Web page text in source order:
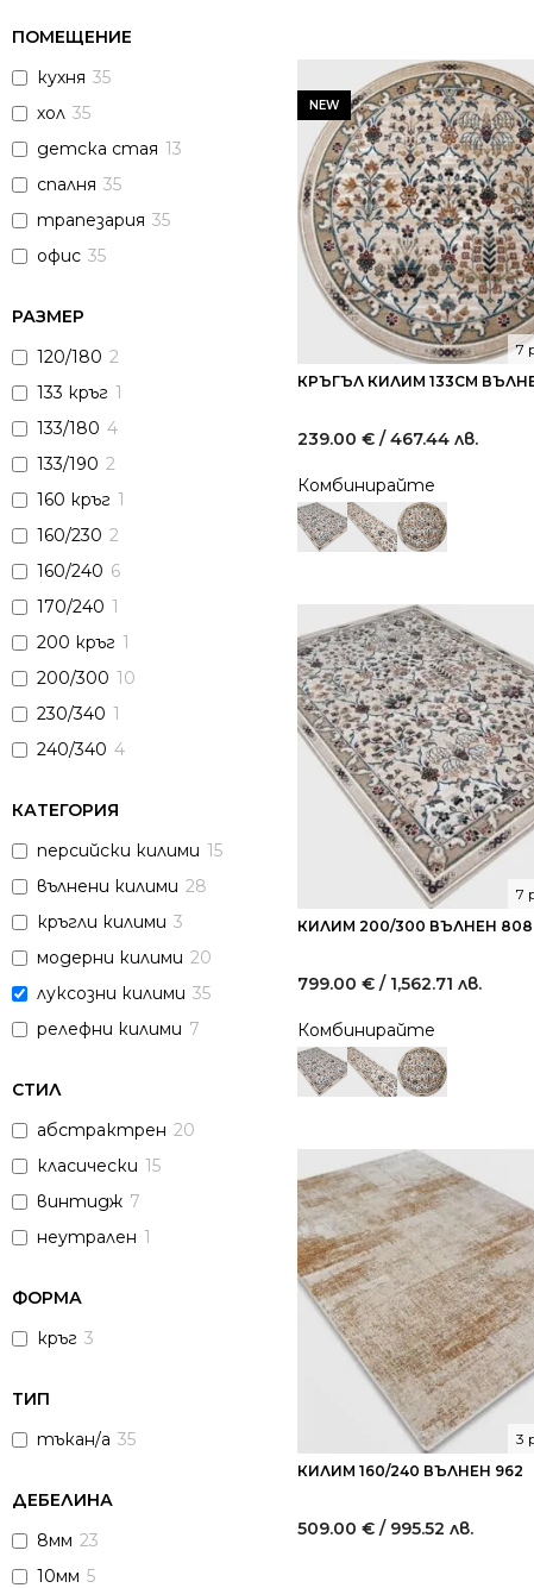
ПОМЕЩЕНИЕ
кухня 35
хол 35
детска стая 13
спалня 35
трапезария 35
офис 35
РАЗМЕР
120/180 2
133 кръг 1
133/180 4
133/190 2
160 кръг 1
160/230 2
160/240 6
170/240 1
200 кръг 1
200/300 10
230/340 1
240/340 4
КАТЕГОРИЯ
персийски килими 15
вълнени килими 28
кръгли килими 3
модерни килими 20
луксозни килими 35
релефни килими 7
СТИЛ
абстрактрен 20
класически 15
винтидж 7
неутрален 1
ФОРМА
кръг 3
ТИП
тъкан/а 35
ДЕБЕЛИНА
8мм 23
10мм 5
лв..
NEW
КРЪГЪЛ КИЛИМ 133СМ
7
239.00 € / 467.44 лв.
Комбинирайте
КИЛИМ 200/300 ВЪЛНЕН 808
7
799.00 € / 1,562.71 лв.
Комбинирайте
КИЛИМ 160/240 ВЪЛНЕН 962
3
509.00 € / 995.52 лв.